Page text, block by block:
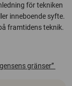
för tekniken
inneboende syfte.
framtidens teknik.
gränser”